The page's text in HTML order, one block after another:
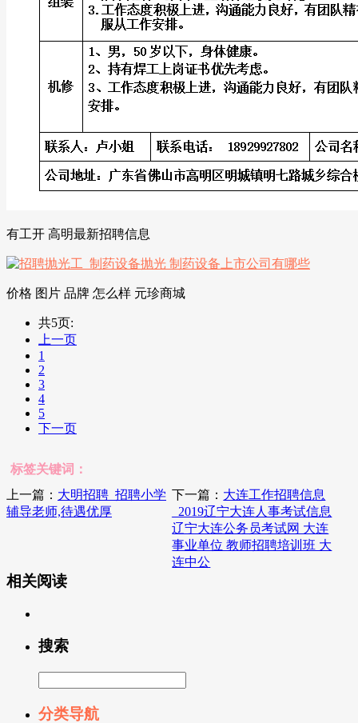
有工开 高明最新招聘信息
价格 图片 品牌 怎么样 元珍商城
共5页:
上一页
1
2
3
4
5
下一页
标签关键词：
上一篇： 大明招聘_招聘小学
辅导老师,待遇优厚
下一篇： 大连工作招聘信息
_2019辽宁大连人事考试信息
辽宁大连公务员考试网 大连
事业单位 教师招聘培训班 大
连中公
相关阅读
搜索
分类导航